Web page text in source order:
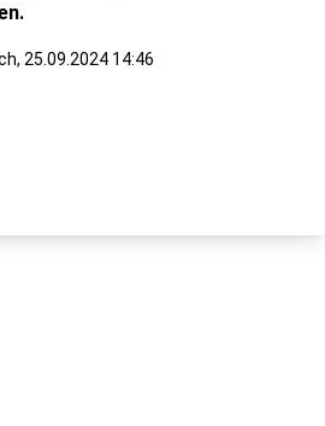
25.09.2024 14:46